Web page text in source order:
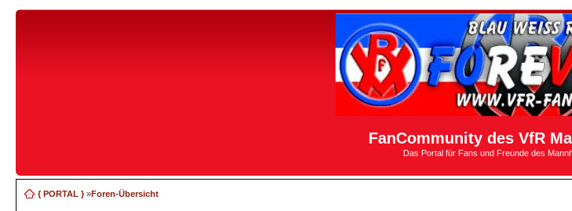
FanCommunity des VfR
Das Portal für Fans und Freunde des
{ PORTAL }»Foren-Übersicht